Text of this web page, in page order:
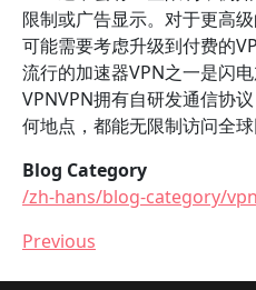
限制或广告显示。对于更高
可能需要考虑升级到付费的
流行的加速器VPN之一是闪
VPNVPN拥有自研发通信协
何地点，都能无限制访问全球
Blog Category
/zh-hans/blog-category/
Previous